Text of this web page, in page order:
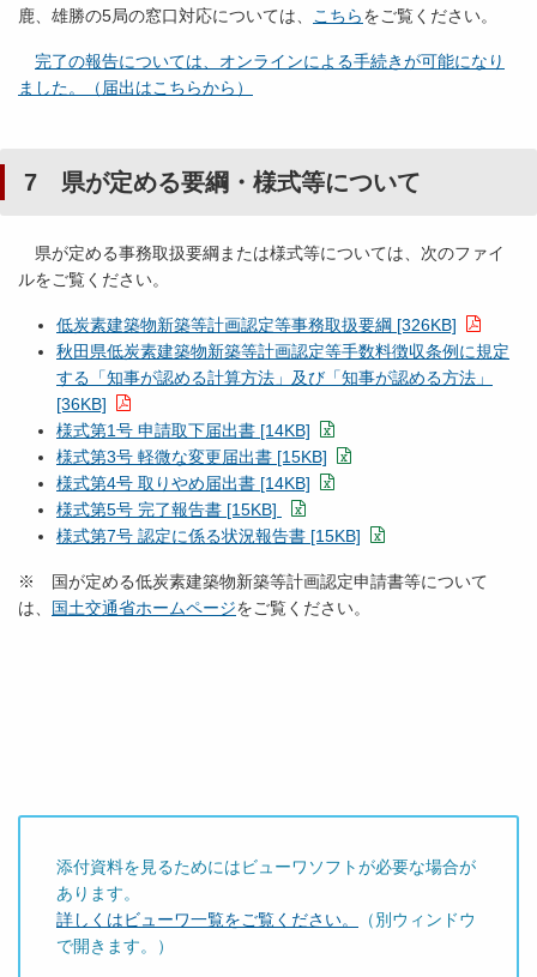
鹿、雄勝の5局の窓口対応については、
こちらをご覧ください。
完了の報告については、オンラインによる手続きが可能になり
ました。（届出はこちらから）
7 県が定める要綱・様式等について
県が定める事務取扱要綱または様式等については、次のファイ
ルをご覧ください。
低炭素建築物新築等計画認定等事務取扱要綱 [326KB]
秋田県低炭素建築物新築等計画認定等手数料徴収条例に規定
する「知事が認める計算方法」及び「知事が認める方法」
[36KB]
様式第1号 申請取下届出書 [14KB]
様式第3号 軽微な変更届出書 [15KB]
様式第4号 取りやめ届出書 [14KB]
様式第5号 完了報告書 [15KB]
様式第7号 認定に係る状況報告書 [15KB]
※ 国が定める低炭素建築物新築等計画認定申請書等について
は、 国土交通省ホームページをご覧ください。
添付資料を見るためにはビューワソフトが必要な場合が
あります。
詳しくはビューワ一覧をご覧ください。
（別ウィンドウ
で開きます。）